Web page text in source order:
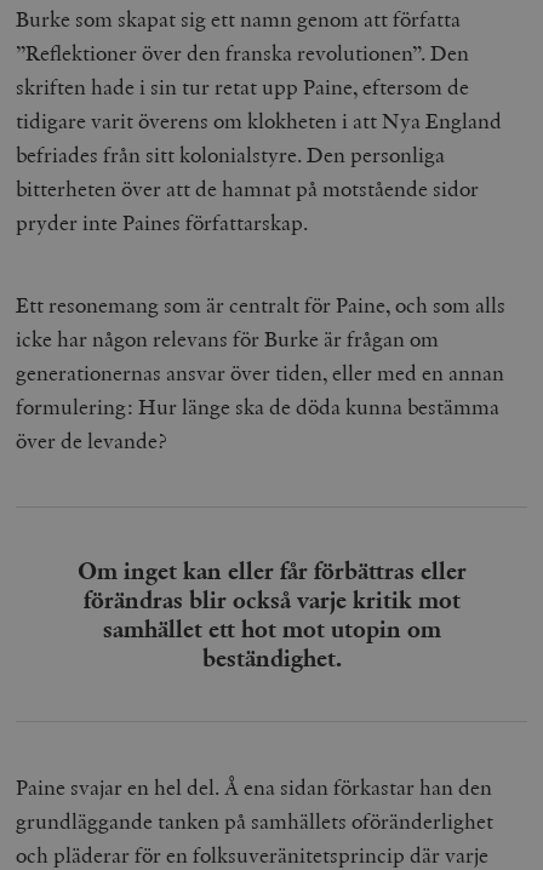
Burke som skapat sig ett namn genom att författa
”Reflektioner över den franska revolutionen”. Den
skriften hade i sin tur retat upp Paine, eftersom de
tidigare varit överens om klokheten i att Nya England
befriades från sitt kolonialstyre. Den personliga
bitterheten över att de hamnat på motstående sidor
pryder inte Paines författarskap.
Ett resonemang som är centralt för Paine, och som alls
icke har någon relevans för Burke är frågan om
generationernas ansvar över tiden, eller med en annan
formulering: Hur länge ska de döda kunna bestämma
över de levande?
Om inget kan eller får förbättras eller
förändras blir också varje kritik mot
samhället ett hot mot utopin om
beständighet.
Paine svajar en hel del. Å ena sidan förkastar han den
grundläggande tanken på samhällets oföränderlighet
och pläderar för en folksuveränitetsprincip där varje